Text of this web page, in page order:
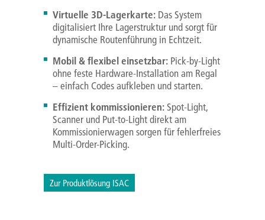
Virtuelle 3D-Lagerkarte: Das System
digitalisiert Ihre Lagerstruktur und sorgt für
dynamische Routenführung in Echtzeit.
Mobil & flexibel einsetzbar: Pick-by-Light
ohne feste Hardware-Installation am Regal
– einfach Codes aufkleben und starten.
Effizient kommissionieren:Spot-Light,
Scanner und Put-to-Light direkt am
Kommissionierwagen sorgen für fehlerfreies
Multi-Order-Picking.
Zur Produktlösung ISAC